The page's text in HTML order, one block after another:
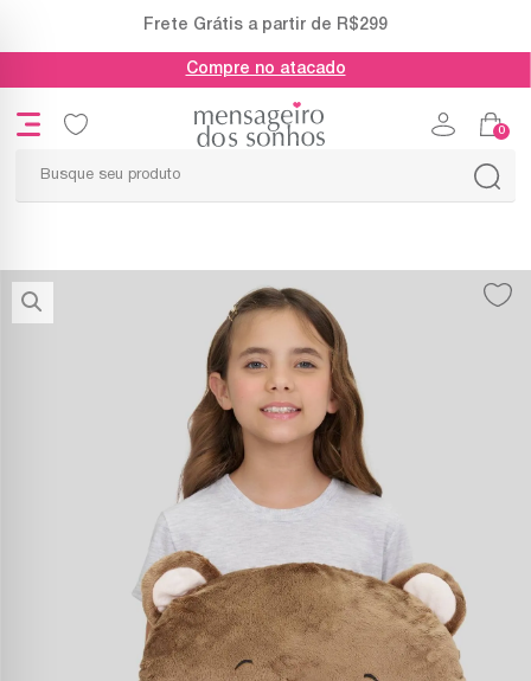
Frete Grátis a partir de R$299
Compre no atacado
0